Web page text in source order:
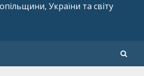
України та світу